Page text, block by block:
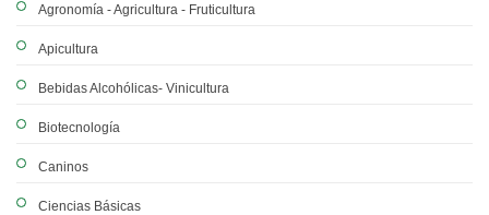
Agronomía - Agricultura - Fruticultura
Apicultura
Bebidas Alcohólicas- Vinicultura
Biotecnología
Caninos
Ciencias Básicas